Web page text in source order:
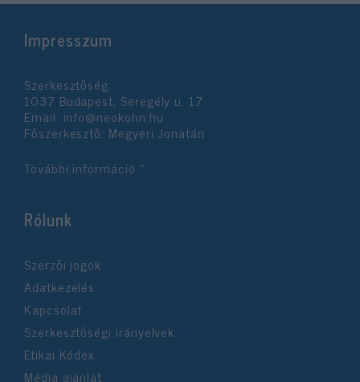
Impresszum
Szerkesztőség:
1037 Budapest, Seregély u. 17.
Email: info@neokohn.hu
Főszerkesztő: Megyeri Jonatán
További információ »
Rólunk
Szerzői jogok
Adatkezelés
Kapcsolat
Szerkesztőségi irányelvek
Etikai Kódex
Média ajánlat